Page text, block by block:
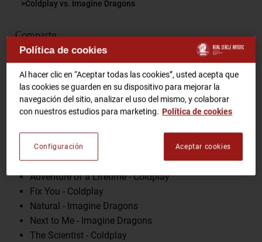
RCA TV
Gastronomic Experience 360º
Entradas Eventos
CA ES
Coldplay vs. Imagine Dragons
Comparte
Programa
Clocks - Coldplay
Something Just Like This - Coldplay
Radioactive - Imagine Dragons
Adventure of a Lifetime - Coldplay
Fix You - Coldplay
Natural - Imagine Dragons
Next to Me - Imagine Dragons
The Scientist - Coldplay
Política de cookies
Al hacer clic en “Aceptar todas las cookies”, usted acepta que
las cookies se guarden en su dispositivo para mejorar la
navegación del sitio, analizar el uso del mismo, y colaborar
con nuestros estudios para marketing. Política de cookies
Aceptar cookies
Configuración